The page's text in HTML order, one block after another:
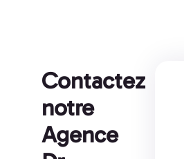
Contactez
notre
Agence